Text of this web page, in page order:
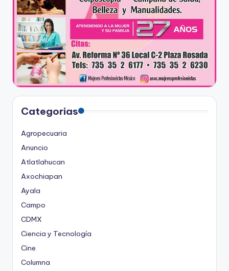
Categorias
Agropecuaria
Anuncio
Atlatlahucan
Axochiapan
Ayala
Campo
CDMX
Ciencia y Tecnología
Cine
Columna